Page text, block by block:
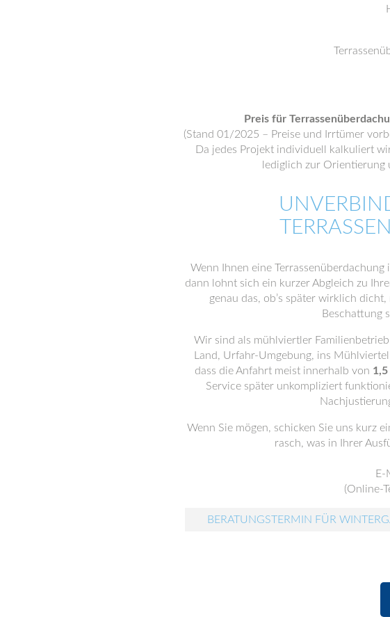
Preis für
(Stand 01/2025 – Preise und Irrtümer
Da jedes Projekt individuell kalkuliert
lediglich zur Orientierung
Wenn Ihnen eine
dann lohnt sich ein kurzer Abgleich zu
genau das, ob’s später wirklich
Beschattung
Wir sind als mühlviertler
Land, Urfahr-Umgebung, ins
dass die Anfahrt meist innerhalb von
Service später unkompliziert
Wenn Sie mögen, schicken Sie uns kurz
rasch, was in Ihrer
E-
(Online-
BERATUNGSTERMIN FÜR